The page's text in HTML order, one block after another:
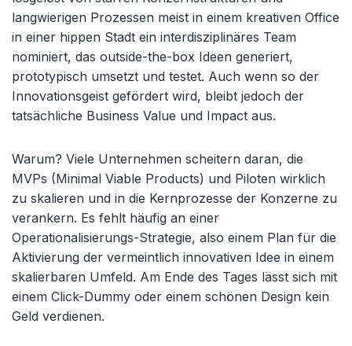
langwierigen Prozessen meist in einem kreativen Office
in einer hippen Stadt ein interdisziplinäres Team
nominiert, das outside-the-box Ideen generiert,
prototypisch umsetzt und testet. Auch wenn so der
Innovationsgeist gefördert wird, bleibt jedoch der
tatsächliche Business Value und Impact aus.
Warum? Viele Unternehmen scheitern daran, die
MVPs (Minimal Viable Products) und Piloten wirklich
zu skalieren und in die Kernprozesse der Konzerne zu
verankern. Es fehlt häufig an einer
Operationalisierungs-Strategie, also einem Plan für die
Aktivierung der vermeintlich innovativen Idee in einem
skalierbaren Umfeld. Am Ende des Tages lässt sich mit
einem Click-Dummy oder einem schönen Design kein
Geld verdienen.